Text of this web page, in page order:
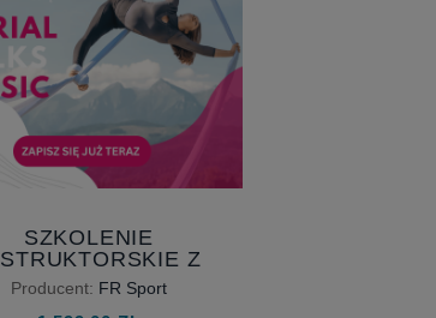
SZKOLENIE
Z
- AERIAL
SILKS BASIC
Producent: FR Sport